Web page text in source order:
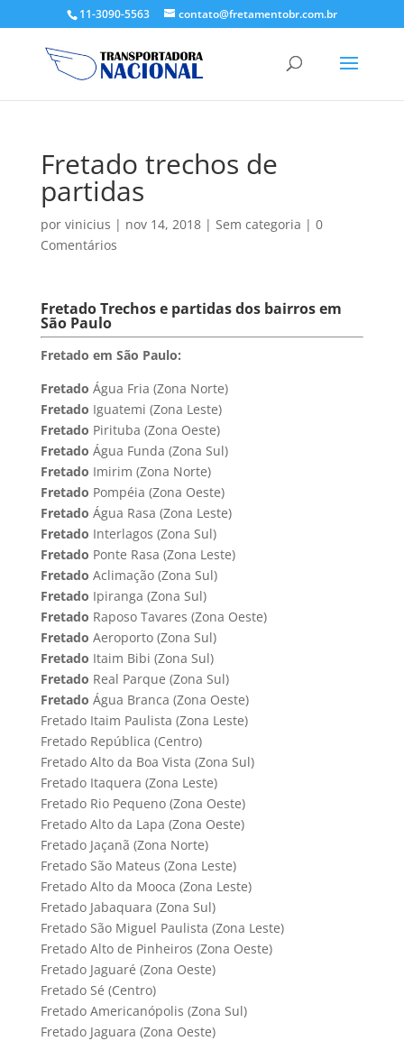
11-3090-5563 contato@fretamentobr.com.br
Fretado trechos de
partidas
por vinicius | nov 14, 2018| Sem categoria | 0
Comentários
Fretado Trechos e partidas dos bairros em
São Paulo
Fretado em São Paulo:
Fretado Água Fria (Zona Norte)
Fretado Iguatemi (Zona Leste)
Fretado Pirituba (Zona Oeste)
Fretado Água Funda (Zona Sul)
Fretado Imirim (Zona Norte)
Fretado Pompéia (Zona Oeste)
Fretado Água Rasa (Zona Leste)
Fretado Interlagos (Zona Sul)
Fretado Ponte Rasa (Zona Leste)
Fretado Aclimação (Zona Sul)
Fretado Ipiranga (Zona Sul)
Fretado Raposo Tavares (Zona Oeste)
Fretado Aeroporto (Zona Sul)
Fretado Itaim Bibi (Zona Sul)
Fretado Real Parque (Zona Sul)
Fretado Água Branca (Zona Oeste)
Fretado Itaim Paulista (Zona Leste)
Fretado República (Centro)
Fretado Alto da Boa Vista (Zona Sul)
Fretado Itaquera (Zona Leste)
Fretado Rio Pequeno (Zona Oeste)
Fretado Alto da Lapa (Zona Oeste)
Fretado Jaçanã (Zona Norte)
Fretado São Mateus (Zona Leste)
Fretado Alto da Mooca (Zona Leste)
Fretado Jabaquara (Zona Sul)
Fretado São Miguel Paulista (Zona Leste)
Fretado Alto de Pinheiros (Zona Oeste)
Fretado Jaguaré (Zona Oeste)
Fretado Sé (Centro)
Fretado Americanópolis (Zona Sul)
Fretado Jaguara (Zona Oeste)